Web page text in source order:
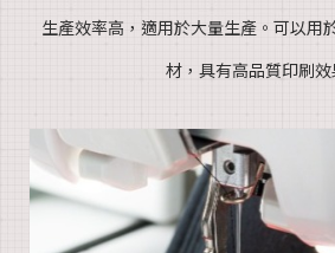
生產效率高 ，適用於大量生產。 可以用
材，具有高品質印刷效